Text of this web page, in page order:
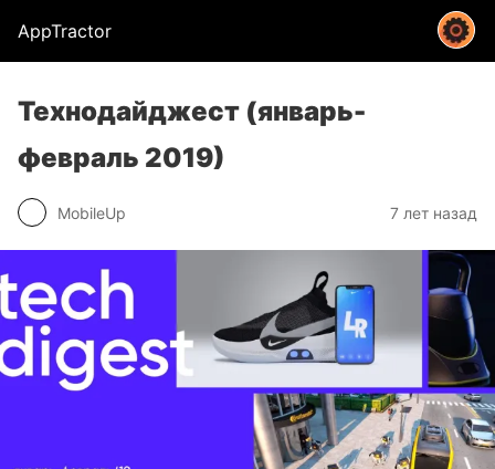
AppTractor
Технодайджест (январь-
февраль 2019)
MobileUp 7 лет назад